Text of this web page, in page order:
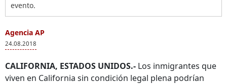
evento.
Agencia AP
24.08.2018
CALIFORNIA, ESTADOS UNIDOS.- Los inmigrantes que
viven en California sin condición legal plena podrían